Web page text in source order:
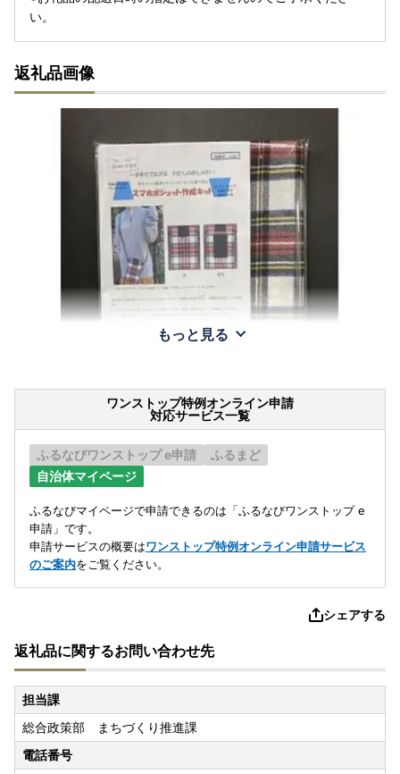
い。
返礼品画像
もっと見る
ワンストップ特例オンライン申請
対応サービス一覧
ふるなびワンストップ e申請
ふるまど
自治体マイページ
ふるなびマイページで申請できるのは「ふるなびワンストップ e
申請」です。
申請サービスの概要はワンストップ特例オンライン申請サービス
のご案内をご覧ください。
シェアする
返礼品に関するお問い合わせ先
担当課
総合政策部 まちづくり推進課
電話番号